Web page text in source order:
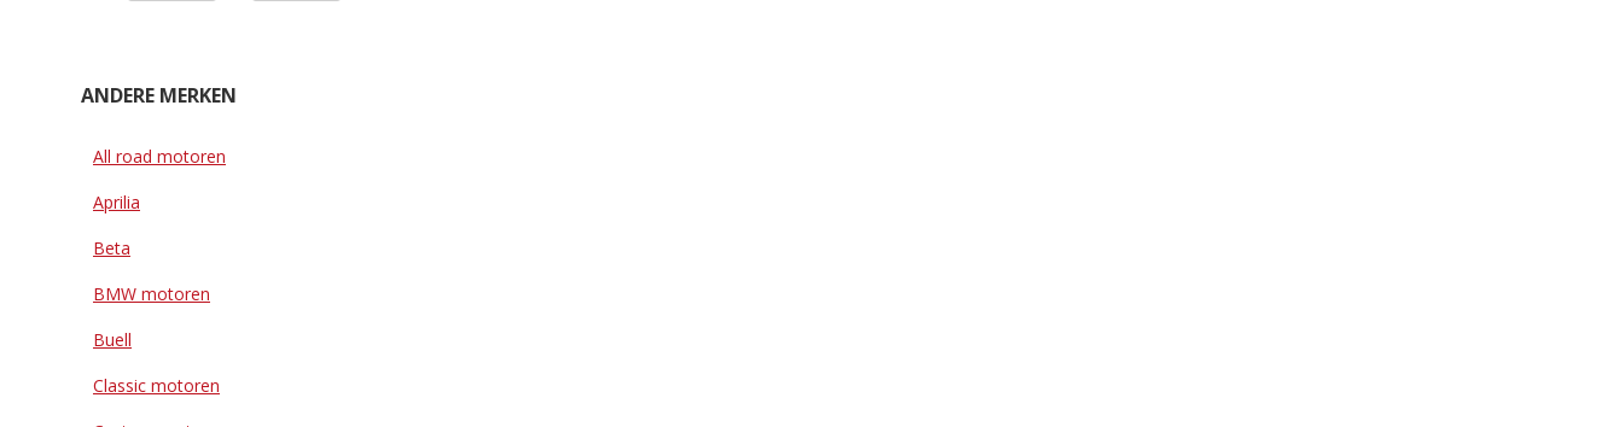
ANDERE MERKEN
All road motoren
Aprilia
Beta
BMW motoren
Buell
Classic motoren